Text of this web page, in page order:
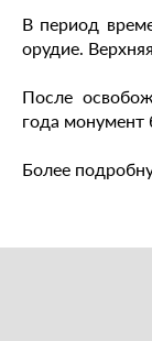
В период
орудие.
После
года монумент
Более